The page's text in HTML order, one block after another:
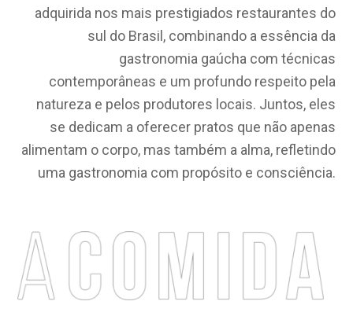
adquirida nos mais prestigiados restaurantes do
sul do Brasil, combinando a essência da
gastronomia gaúcha com técnicas
contemporâneas e um profundo respeito pela
natureza e pelos produtores locais. Juntos, eles
se dedicam a oferecer pratos que não apenas
alimentam o corpo, mas também a alma, refletindo
uma gastronomia com propósito e consciência.